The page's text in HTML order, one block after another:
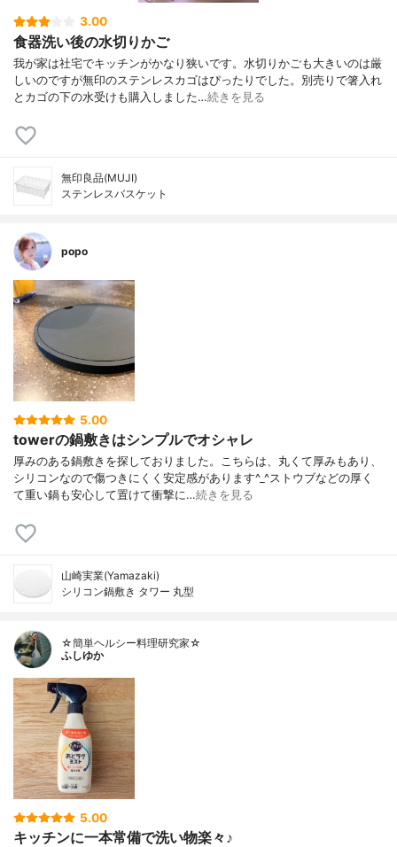
3.00
食器洗い後の水切りかご
我が家は社宅でキッチンがかなり狭いです。水切りかごも大きいのは厳
しいのですが無印のステンレスカゴはぴったりでした。別売りで箸入れ
とカゴの下の水受けも購入しました…続きを見る
無印良品(MUJI)
ステンレスバスケット
popo
5.00
towerの鍋敷きはシンプルでオシャレ
厚みのある鍋敷きを探しておりました。こちらは、丸くて厚みもあり、
シリコンなので傷つきにくく安定感があります^_^ストウブなどの厚く
て重い鍋も安心して置けて衝撃に…続きを見る
山崎実業(Yamazaki)
シリコン鍋敷き タワー 丸型
☆簡単ヘルシー料理研究家☆
ふしゆか
5.00
キッチンに一本常備で洗い物楽々♪